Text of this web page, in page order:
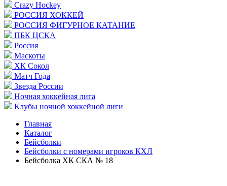
Crazy Hockey
РОССИЯ ХОККЕЙ
РОССИЯ ФИГУРНОЕ КАТАНИЕ
ПБК ЦСКА
Россия
Маскоты
ХК Сокол
Матч Года
Звезда России
Ночная хоккейная лига
Клубы ночной хоккейной лиги
Главная
Каталог
Бейсболки
Бейсболки с номерами игроков КХЛ
Бейсболка ХК СКА № 18